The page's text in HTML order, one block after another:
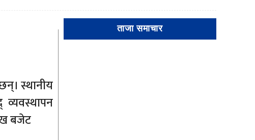
स्थानीय
बजेट
ताजा समाचार